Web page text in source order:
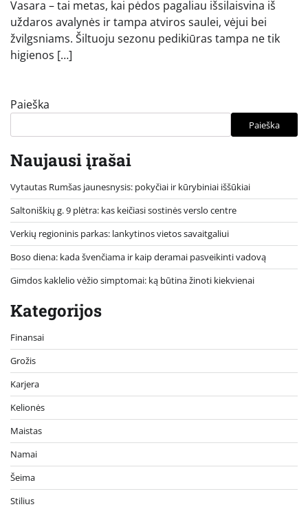
Vasara – tai metas, kai pėdos pagaliau išsilaisvina iš
uždaros avalynės ir tampa atviros saulei, vėjui bei
žvilgsniams. Šiltuoju sezonu pedikiūras tampa ne tik
higienos […]
Paieška
Paieška
Naujausi įrašai
Vytautas Rumšas jaunesnysis: pokyčiai ir kūrybiniai iššūkiai
Saltoniškių g. 9 plėtra: kas keičiasi sostinės verslo centre
Verkių regioninis parkas: lankytinos vietos savaitgaliui
Boso diena: kada švenčiama ir kaip deramai pasveikinti vadovą
Gimdos kaklelio vėžio simptomai: ką būtina žinoti kiekvienai
Kategorijos
Finansai
Grožis
Karjera
Kelionės
Maistas
Namai
Šeima
Stilius